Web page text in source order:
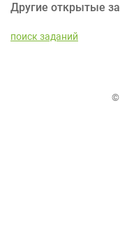
Другие открытые
поиск заданий
©